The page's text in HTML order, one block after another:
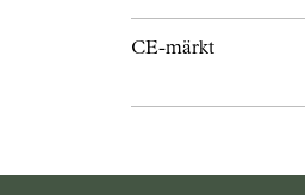
CE-märkt